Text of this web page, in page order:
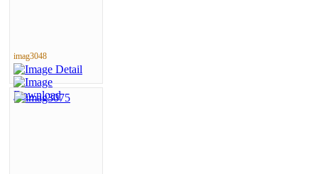
imag3048